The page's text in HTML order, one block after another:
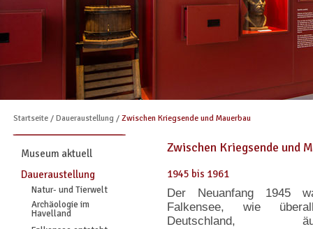
Startseite / Daueraustellung / Zwischen Kriegsende und Mauerbau
Museum aktuell
Daueraustellung
Natur- und Tierwelt
Archäologie im
Havelland
Zwischen Kriegsende und
1945 bis 1961
Der Neuanfang 1945
Falkensee, wie
Deutschland,